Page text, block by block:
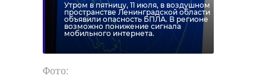
Утром в пятницу, 11 июля, в воздушном
пространстве Ленинградской области
объявили опасность БПЛА. В регионе
возможно понижение сигнала
мобильного интернета.
Фото: